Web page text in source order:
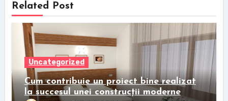
Related Post
Uncategorized
Cum contribuie un proiect bine realizat
la succesul unei construcții moderne